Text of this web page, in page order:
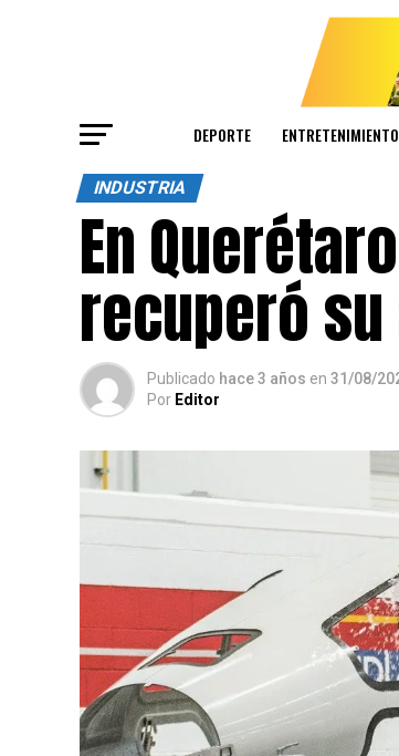
DEPORTE ENTRETENIMIENTO
INDUSTRIA
En
recuperó
Publicado hace 3 años en 31/08/
Por Editor